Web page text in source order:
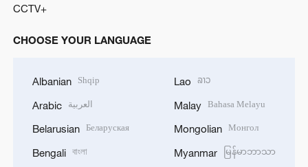
CCTV+
CHOOSE YOUR LANGUAGE
Albanian Shqip
Arabic العربية
Belarusian Беларуская
Bengali বাংলা
Lao ລາວ
Malay Bahasa Melayu
Mongolian Монгол
Myanmar မြန်မာဘာသာ